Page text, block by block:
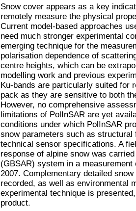
Snow cover appears as a key
remotely measure the physical
Current model-based approaches
need much stronger experimental
emerging technique for the
polarisation dependence of
centre heights, which can be
modelling work and previous
Ku-bands are particularly suited for
pack as they are sensitive to both
However, no comprehensive
limitations of PolInSAR are yet
conditions under which PolInSAR
snow parameters such as
technical sensor specifications. A
response of alpine snow was
(GBSAR) system in a
2007. Complementary detailed
recorded, as well as environmental
experimental technique is
product.